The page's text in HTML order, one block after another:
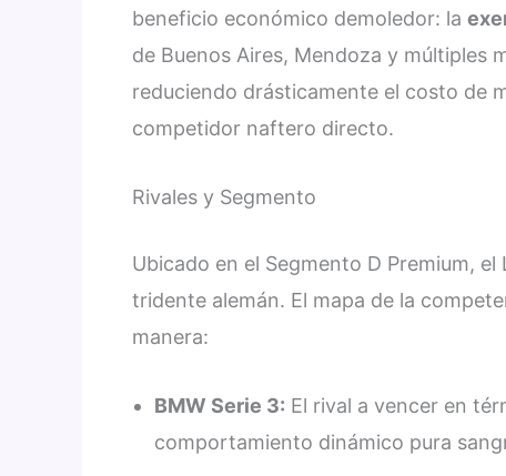
beneficio económico demoledor: la
de Buenos Aires, Mendoza y múltiples
reduciendo drásticamente el costo de
competidor naftero directo.
Rivales y Segmento
Ubicado en el Segmento D Premium,
tridente alemán. El mapa de la
manera:
BMW Serie 3: El rival a vencer en
comportamiento dinámico pura